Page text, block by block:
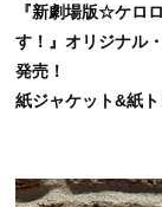
『新劇場版☆ケロ
す！』オリジナル
発売！
紙ジャケット&紙